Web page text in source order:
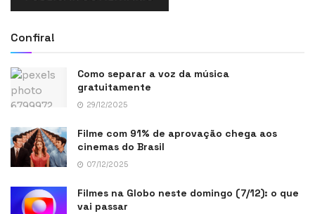
Confira!
Como separar a voz da música
gratuitamente
29/12/2025
Filme com 91% de aprovação chega aos
cinemas do Brasil
07/12/2025
Filmes na Globo neste domingo (7/12): o que
vai passar